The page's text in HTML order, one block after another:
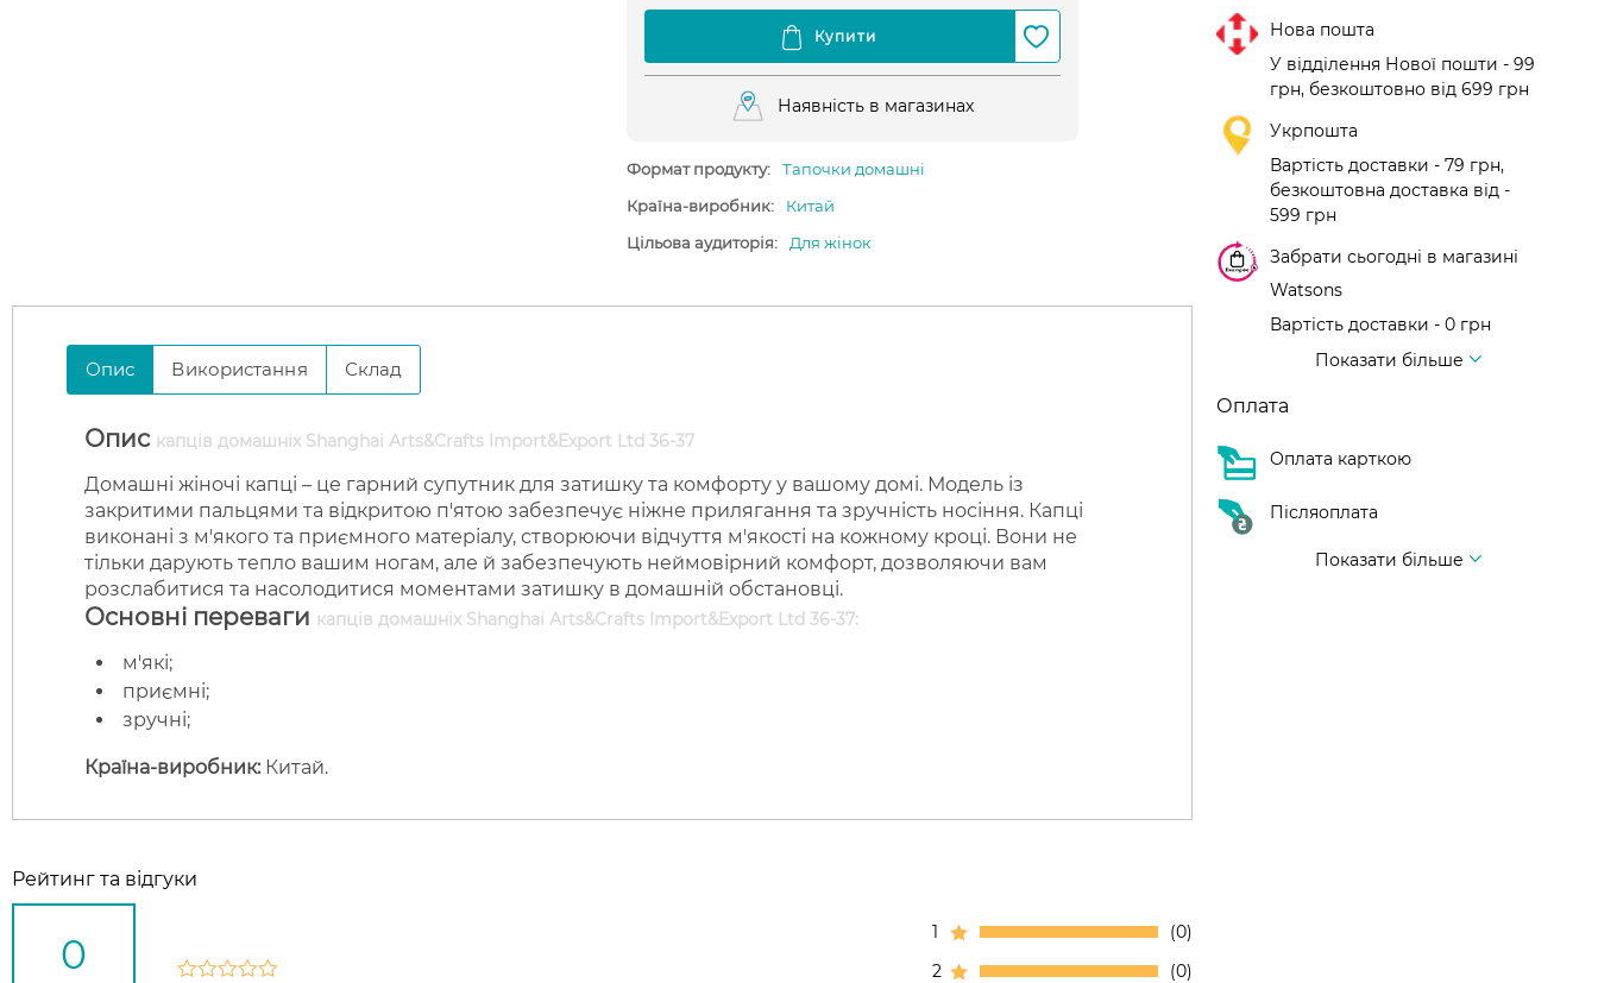
Наявність в магазинах
Формат продукту:
Тапочки домашні
Країна-виробник:
Китай
Цільова аудиторія:
Для жінок
Опис Використання Склад
Опис капців домашніх Shanghai Arts&Crafts Import&Export Ltd 36-37
Домашні жіночі капці – це гарний супутник для затишку та комфорту у вашому домі. Модель із
закритими пальцями та відкритою п'ятою забезпечує ніжне прилягання та зручність носіння. Капці
виконані з м'якого та приємного матеріалу, створюючи відчуття м'якості на кожному кроці. Вони не
тільки дарують тепло вашим ногам, але й забезпечують неймовірний комфорт, дозволяючи вам
розслабитися та насолодитися моментами затишку в домашній обстановці.
Основні переваги капців домашніх Shanghai Arts&Crafts Import&Export Ltd 36-37:
м'які;
приємні;
зручні;
Країна-виробник:Китай.
Рейтинг та відгуки
0 1
0
2
0
Нова пошта
У відділення Нової пошти - 99
грн, безкоштовно від 699 грн
Укрпошта
Вартість доставки - 79 грн,
безкоштовна доставка від -
599 грн
Забрати сьогодні в магазині
Watsons
Вартість доставки - 0 грн
Показати більше
Оплата
Оплата карткою
Післяоплата
Показати більше